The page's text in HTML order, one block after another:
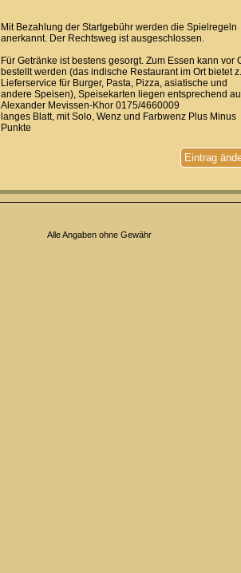
Mit Bezahlung der Startgebühr werden die Spielregeln
anerkannt. Der Rechtsweg ist ausgeschlossen.
Für Getränke ist bestens gesorgt. Zum Essen kann vor
bestellt werden (das indische Restaurant im Ort bietet
Lieferservice für Burger, Pasta, Pizza, asiatische und
andere Speisen), Speisekarten liegen entsprechend
Alexander Mevissen-Khor 0175/4660009
langes Blatt, mit Solo, Wenz und Farbwenz Plus Minus
Punkte
Eintrag
Alle Angaben ohne Gewähr